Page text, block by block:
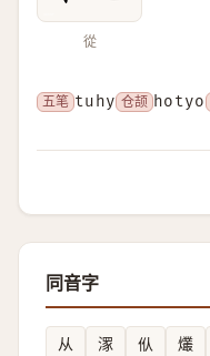
從
五笔 tuhy 仓颉 hotyo
同音字
从 潈 㐺 爜